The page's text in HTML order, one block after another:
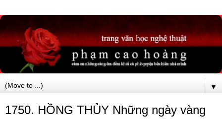
▼
1750. HỒNG THỦY Những ngày vàng